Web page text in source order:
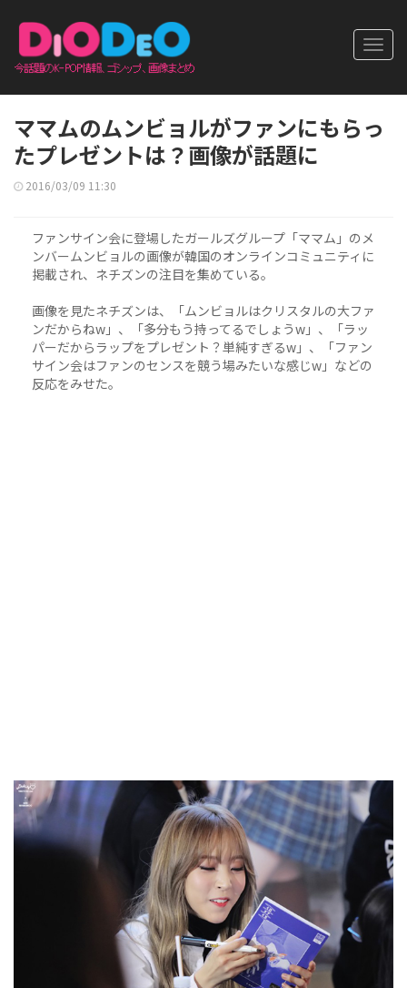
ママムのムンビョルがファンにもらっ
たプレゼントは？画像が話題に
2016/03/09 11:30
ファンサイン会に登場したガールズグループ「ママム」のメ
ンバームンビョルの画像が韓国のオンラインコミュニティに
掲載され、ネチズンの注目を集めている。
画像を見たネチズンは、「ムンビョルはクリスタルの大ファ
ンだからねw」、「多分もう持ってるでしょうw」、「ラッ
パーだからラップをプレゼント？単純すぎるw」、「ファン
サイン会はファンのセンスを競う場みたいな感じw」などの
反応をみせた。